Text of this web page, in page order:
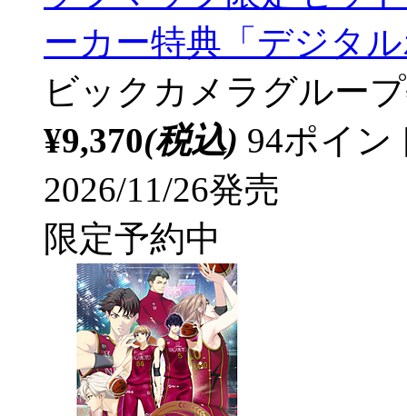
ーカー特典「デジタ
ビックカメラグルー
¥9,370(税込) 94ポイ
2026/11/26発売
限定予約中